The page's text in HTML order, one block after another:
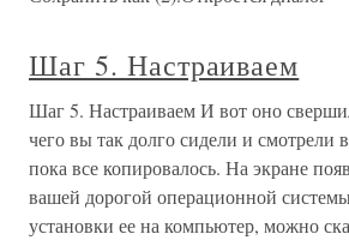
Шаг 5. Настраиваем
Шаг 5. Настраиваем И вот оно
чего вы так долго сидели и смотрели
пока все копировалось. На экране
вашей дорогой операционной
установки ее на компьютер, можно